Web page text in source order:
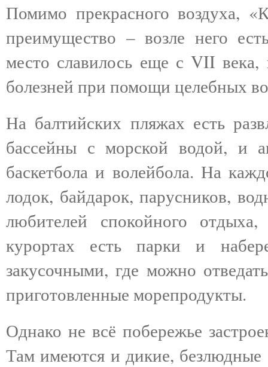
Помимо прекрасного воздуха,
преимущество – возле него
место славилось еще с VII века,
болезней при помощи целебных
На балтийских пляжах есть
бассейны с морской водой, и
баскетбола и волейбола. На
лодок, байдарок, парусников,
любителей спокойного
курортах есть парки и
закусочными, где можно
приготовленные морепродукты.
Однако не всё побережье
Там имеются и дикие, безлюдные